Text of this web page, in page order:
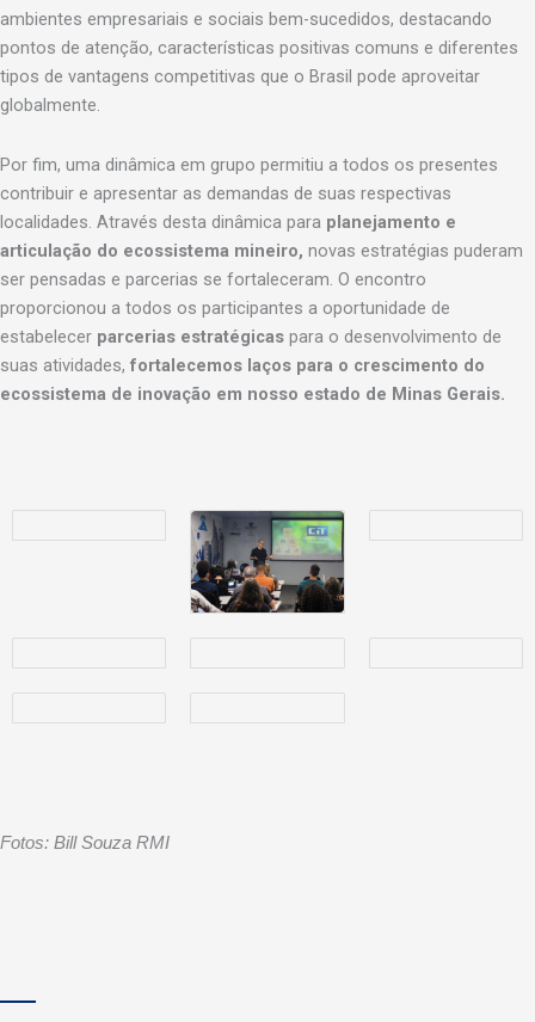
ambientes empresariais e sociais bem-sucedidos, destacando
pontos de atenção, características positivas comuns e diferentes
tipos de vantagens competitivas que o Brasil pode aproveitar
globalmente.
Por fim, uma dinâmica em grupo permitiu a todos os presentes
contribuir e apresentar as demandas de suas respectivas
localidades. Através desta dinâmica para planejamento e
articulação do ecossistema mineiro, novas estratégias puderam
ser pensadas e parcerias se fortaleceram. O encontro
proporcionou a todos os participantes a oportunidade de
estabelecer parcerias estratégicas para o desenvolvimento de
suas atividades, fortalecemos laços para o crescimento do
ecossistema de inovação em nosso estado de Minas Gerais.
Fotos: Bill Souza RMI